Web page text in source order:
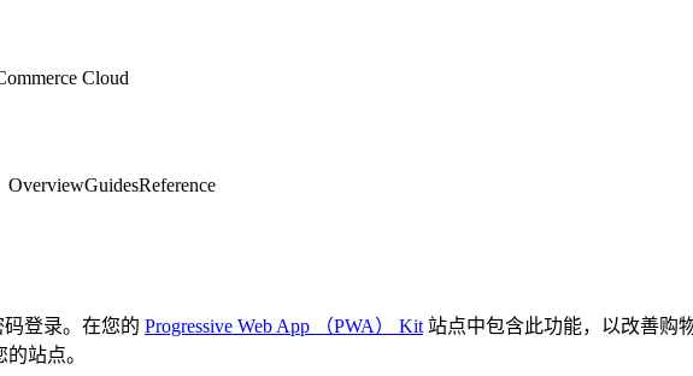
Cloud
OverviewGuidesReference
登录。在您的 Progressive Web App （PWA） Kit 站点中包含此功能，以改善购
站点。